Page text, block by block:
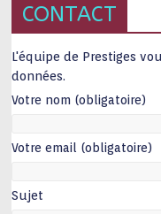
CONTACT
L'équipe de Prestiges
données.
Votre nom (obligatoire)
Votre email (obligatoire)
Sujet